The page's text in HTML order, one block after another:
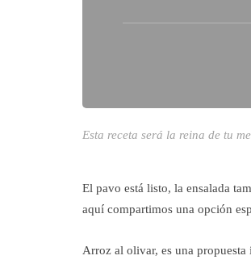
Esta receta será la reina de tu
El pavo está listo, la ensalada
aquí compartimos una opción
Arroz al olivar, es una propuesta